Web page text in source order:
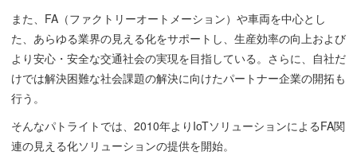
また、FA（ファクトリーオートメーション）や車両を中心とし
た、あらゆる業界の見える化をサポートし、生産効率の向上および
より安心・安全な交通社会の実現を目指している。さらに、自社だ
けでは解決困難な社会課題の解決に向けたパートナー企業の開拓も
行う。
そんなパトライトでは、2010年よりIoTソリューションによるFA関
連の見える化ソリューションの提供を開始。